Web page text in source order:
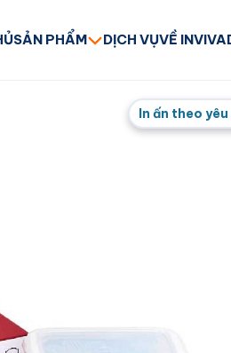
SẢN PHẨM DỊCH VỤVỀ INVIVA
In ấn theo yêu